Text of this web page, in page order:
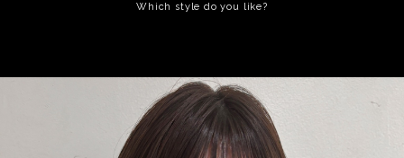
Which style do you like?